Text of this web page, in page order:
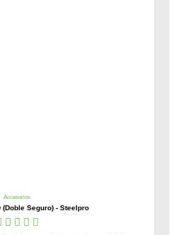
Accesorios
(Doble Seguro) - Steelpro